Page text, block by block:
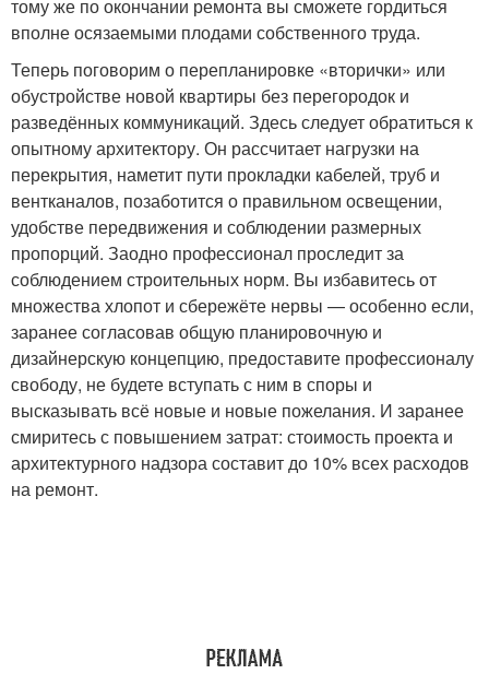
тому же по окончании ремонта вы сможете гордиться
вполне осязаемыми плодами собственного труда.
Теперь поговорим о перепланировке «вторички» или
обустройстве новой квартиры без перегородок и
разведённых коммуникаций. Здесь следует обратиться к
опытному архитектору. Он рассчитает нагрузки на
перекрытия, наметит пути прокладки кабелей, труб и
вентканалов, позаботится о правильном освещении,
удобстве передвижения и соблюдении размерных
пропорций. Заодно профессионал проследит за
соблюдением строительных норм. Вы избавитесь от
множества хлопот и сбережёте нервы — особенно если,
заранее согласовав общую планировочную и
дизайнерскую концепцию, предоставите профессионалу
свободу, не будете вступать с ним в споры и
высказывать всё новые и новые пожелания. И заранее
смиритесь с повышением затрат: стоимость проекта и
архитектурного надзора составит до 10% всех расходов
на ремонт.